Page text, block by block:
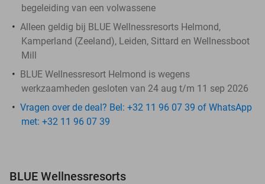
begeleiding van een volwassene
Alleen geldig bij BLUE Wellnessresorts Helmond,
Kamperland (Zeeland), Leiden, Sittard en Wellnessboot
Mill
BLUE Wellnessresort Helmond is wegens
werkzaamheden gesloten van 24 aug t/m 11 sep 2026
Vragen over de deal? Bel: +32 11 96 07 39 of WhatsApp
met: +32 11 96 07 39
BLUE Wellnessresorts